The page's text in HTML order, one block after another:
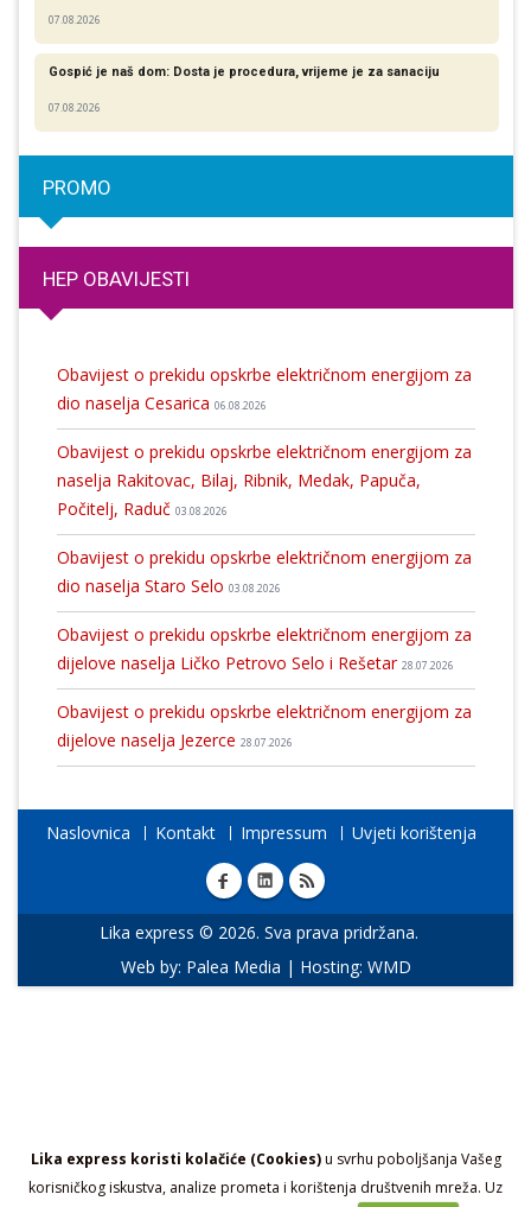
Lika express koristi kolačiće (Cookies)u svrhu poboljšanja Vašeg
korisničkog iskustva, analize prometa i korištenja društvenih mreža. Uz
07.08.2026
Gospić je naš dom: Dosta je procedura, vrijeme je za sanaciju
07.08.2026
PROMO
HEP OBAVIJESTI
Obavijest o prekidu opskrbe električnom energijom za
dio naselja Cesarica 06.08.2026
Obavijest o prekidu opskrbe električnom energijom za
naselja Rakitovac, Bilaj, Ribnik, Medak, Papuča,
Počitelj, Raduč 03.08.2026
Obavijest o prekidu opskrbe električnom energijom za
dio naselja Staro Selo 03.08.2026
Obavijest o prekidu opskrbe električnom energijom za
dijelove naselja Ličko Petrovo Selo i Rešetar 28.07.2026
Obavijest o prekidu opskrbe električnom energijom za
dijelove naselja Jezerce 28.07.2026
Naslovnica Kontakt Impressum Uvjeti korištenja
Lika express © 2026. Sva prava pridržana.
Web by: Palea Media | Hosting: WMD